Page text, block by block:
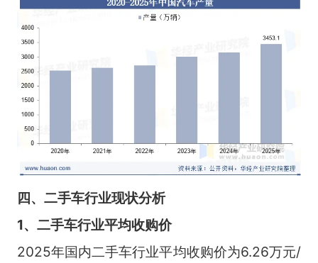
四、二手车行业现状分析
1、二手车行业平均收购价
2025年国内二手车行业平均收购价为6.26万元/